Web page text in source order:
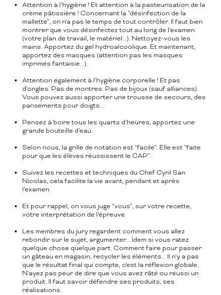
Attention à l'hygiène ! Et attention à la pasteurisation de la
crème pâtissière ! Concernant la "désinfection de la
mallette", on n'a pas le temps de tout contrôler. Il faut bien
montrer que vous désinfectez tout au long de l'examen
(votre plan de travail, le matériel...). Nettoyez-vous les
mains. Apportez du gel hydroalcoolique. Et maintenant,
apportez des masques (attention pas les masques
imprimés fantaisie...).
Attention également à l'hygiène corporelle ! Et pas
d'ongles. Pas de montres. Pas de bijoux (sauf alliances).
Vous pouvez aussi apporter une trousse de secours, des
pansements pour doigts...
Pensez à boire tous les quarts d'heures, apportez une
grande bouteille d'eau.
Selon nous, la grille de notation est "facile". Elle est "faite
pour que les élèves réussissent le CAP".
Suivez les recettes et techniques du Chef Cyril San
Nicolas, cela facilite la vie avant, pendant et après
l'examen.
Et pour rappel, on vous juge "vous", sur votre recette,
votre interprétation de l'épreuve.
Les membres du jury regardent comment vous allez
rebondir sur le sujet, argumenter... Idem si vous ratez
quelque chose quelque part. Comment faire pour passer
un gâteau en magasin, recycler les éléments... Il n'y a pas
que le résultat final qui compte, c'est la réflexion globale.
N'ayez pas peur de dire que vous avez râté ou réussi un
produit. Il faut savoir défendre ses produits, ses
réalisations.